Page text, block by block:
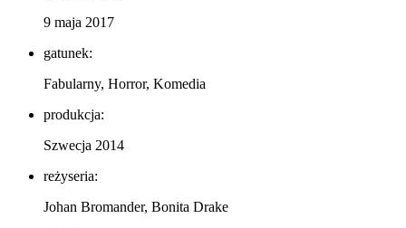
9 maja 2017
gatunek:
Fabularny, Horror, Komedia
produkcja:
Szwecja 2014
reżyseria:
Johan Bromander, Bonita Drake